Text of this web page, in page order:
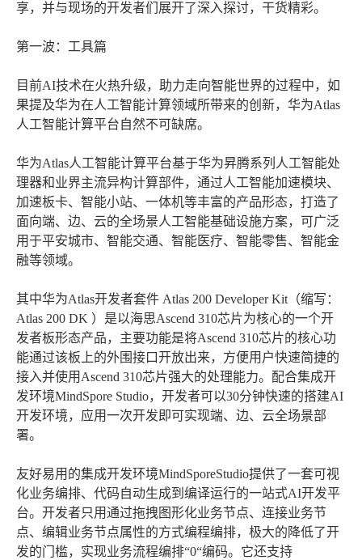
享，并与现场的开发者们展开了深入探讨，干货精彩。
第一波：工具篇
目前AI技术在火热升级，助力走向智能世界的过程中，如
果提及华为在人工智能计算领域所带来的创新，华为Atlas
人工智能计算平台自然不可缺席。
华为Atlas人工智能计算平台基于华为昇腾系列人工智能处
理器和业界主流异构计算部件，通过人工智能加速模块、
加速板卡、智能小站、一体机等丰富的产品形态，打造了
面向端、边、云的全场景人工智能基础设施方案，可广泛
用于平安城市、智能交通、智能医疗、智能零售、智能金
融等领域。
其中华为Atlas开发者套件 Atlas 200 Developer Kit（缩写：
Atlas 200 DK ）是以海思Ascend 310芯片为核心的一个开
发者板形态产品，主要功能是将Ascend 310芯片的核心功
能通过该板上的外围接口开放出来，方便用户快速简捷的
接入并使用Ascend 310芯片强大的处理能力。配合集成开
发环境MindSpore Studio，开发者可以30分钟快速的搭建AI
开发环境，应用一次开发即可实现端、边、云全场景部
署。
友好易用的集成开发环境MindSporeStudio提供了一套可视
化业务编排、代码自动生成到编译运行的一站式AI开发平
台。开发者只用通过拖拽图形化业务节点、连接业务节
点、编辑业务节点属性的方式编程编排，极大的降低了开
发的门槛，实现业务流程编排“0“编码。它还支持